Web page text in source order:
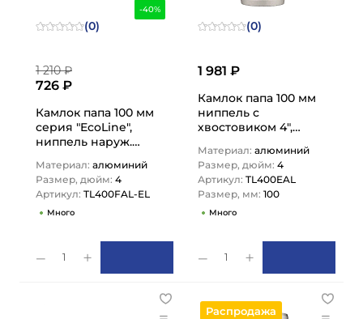
-40%
(0)
1 210 ₽
726 ₽
Камлок папа 100 мм
серия "EcoLine",
ниппель наруж.
TL400FAL-EL TITAN
LOCK
Материал: алюминий
Размер, дюйм: 4
Артикул: TL400FAL-EL
Много
1
(0)
1 981 ₽
Камлок папа 100 мм
ниппель с
хвостовиком 4",
Материал: алюминий
Размер, дюйм: 4
Артикул: TL400EAL
Размер, мм: 100
Много
1
Распродажа